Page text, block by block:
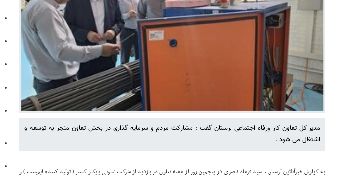
مدیر کل تعاون کار ورفاه اجتماعی لرستان گفت : مشارکت مردم و سرمایه گذاری در بخش تعاون منجر به توسعه و
اشتغال می شود .
به گزارش خبرآنلاین لرستان ، سید فرهاد ناصری در پنجمین روز از هفته تعاون در بازدید از شرکت تعاونی پایکار گستر ( تولید کننده ایمپلنت ) و